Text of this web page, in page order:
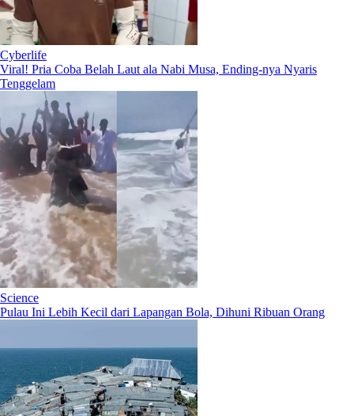
Cyberlife
Viral! Pria Coba Belah Laut ala Nabi Musa, Ending-nya Nyaris
Tenggelam
Science
Pulau Ini Lebih Kecil dari Lapangan Bola, Dihuni Ribuan Orang